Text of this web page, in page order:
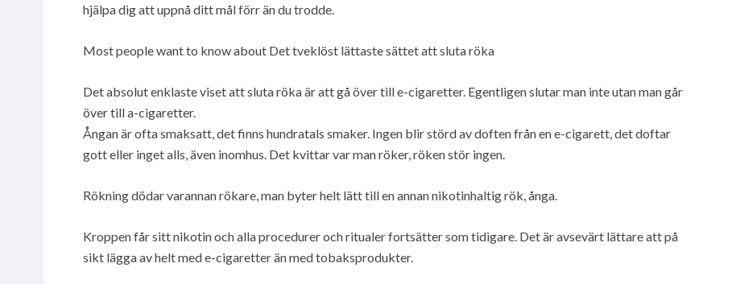
hjälpa dig att uppnå ditt mål förr än du trodde.
Most people want to know about Det tveklöst lättaste sättet att sluta röka
Det absolut enklaste viset att sluta röka är att gå över till e-cigaretter. Egentligen slutar man inte utan man går
över till a-cigaretter.
Ångan är ofta smaksatt, det finns hundratals smaker. Ingen blir störd av doften från en e-cigarett, det doftar
gott eller inget alls, även inomhus. Det kvittar var man röker, röken stör ingen.
Rökning dödar varannan rökare, man byter helt lätt till en annan nikotinhaltig rök, ånga.
Kroppen får sitt nikotin och alla procedurer och ritualer fortsätter som tidigare. Det är avsevärt lättare att på
sikt lägga av helt med e-cigaretter än med tobaksprodukter.